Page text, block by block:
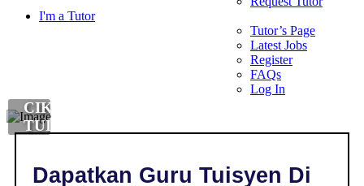
I'm a Tutor
Tutor’s Page
Latest Jobs
Register
FAQs
Log In
CIKGU
TUISYEN
Dapatkan Guru Tuisyen Di